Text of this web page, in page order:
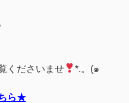
くださいませ
*.。(๑
ら★